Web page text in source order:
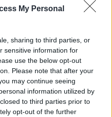
My Personal
sharing to third parties, or
sensitive information for
use the below opt-out
Please note that after your
may continue seeing
information utilized by
to third parties prior to
opt-out of the further
• příspěvek na ubytování (Jihlava,
s.r.o. • montážní dělník • mzda 44.700
(Jihlava, okres Jihlava)
Jihlava • práce ve skladu • mzda
Kč • ubytování (Jihlava, okres
s.r.o. Jihlava • střídač • mzda 48.400
okres Jihlava)
• seřizování strojů • mzda
(Jihlava, okres Jihlava)